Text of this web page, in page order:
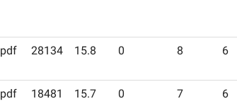
pdf 28134 15.8 0 8 6
pdf 18481 15.7 0 7 6